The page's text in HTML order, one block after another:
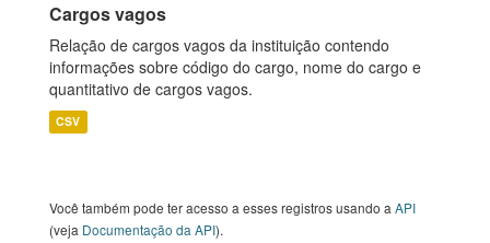
Cargos vagos
Relação de cargos vagos da instituição contendo
informações sobre código do cargo, nome do cargo e
quantitativo de cargos vagos.
CSV
Você também pode ter acesso a esses registros usando aAPI
(veja Documentação da API).